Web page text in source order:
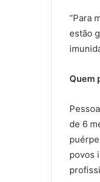
“Para
estão
Quem
de 6
povos